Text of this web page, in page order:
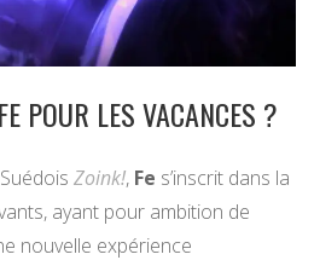
POUR LES VACANCES ?
Zoink!, Fe s’inscrit dans la
ayant pour ambition de
nouvelle expérience